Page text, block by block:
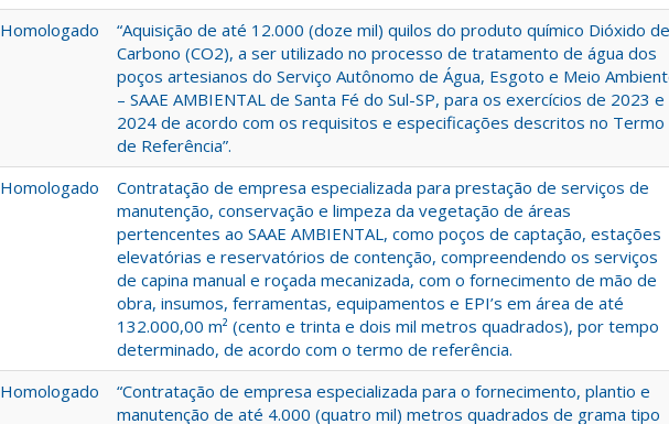
Homologado
“Aquisição de até 12.000 (doze mil) quilos do produto químico Dióxido de
Carbono (CO2), a ser utilizado no processo de tratamento de água dos
poços artesianos do Serviço Autônomo de Água, Esgoto e Meio
– SAAE AMBIENTAL de Santa Fé do Sul-SP, para os exercícios de 2023 e
2024 de acordo com os requisitos e especificações descritos no Termo
de Referência”.
Homologado
Contratação de empresa especializada para prestação de serviços de
manutenção, conservação e limpeza da vegetação de áreas
pertencentes ao SAAE AMBIENTAL, como poços de captação, estações
elevatórias e reservatórios de contenção, compreendendo os serviços
de capina manual e roçada mecanizada, com o fornecimento de mão de
obra, insumos, ferramentas, equipamentos e EPI’s em área de até
132.000,00 m² (cento e trinta e dois mil metros quadrados), por tempo
determinado, de acordo com o termo de referência.
Homologado
“Contratação de empresa especializada para o fornecimento, plantio e
manutenção de até 4.000 (quatro mil) metros quadrados de grama tipo